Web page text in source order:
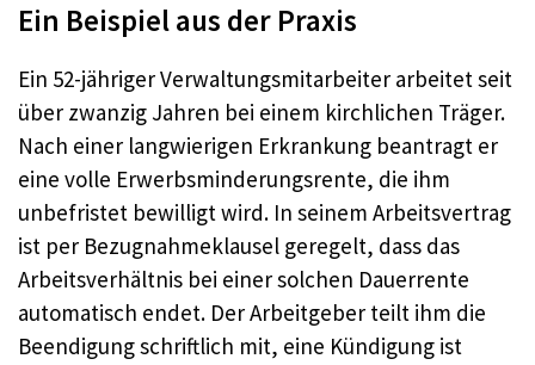
Ein Beispiel aus der Praxis
Ein 52-jähriger Verwaltungsmitarbeiter arbeitet seit
über zwanzig Jahren bei einem kirchlichen Träger.
Nach einer langwierigen Erkrankung beantragt er
eine volle Erwerbsminderungsrente, die ihm
unbefristet bewilligt wird. In seinem Arbeitsvertrag
ist per Bezugnahmeklausel geregelt, dass das
Arbeitsverhältnis bei einer solchen Dauerrente
automatisch endet. Der Arbeitgeber teilt ihm die
Beendigung schriftlich mit, eine Kündigung ist